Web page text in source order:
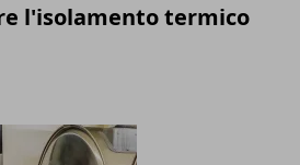
l'isolamento termico